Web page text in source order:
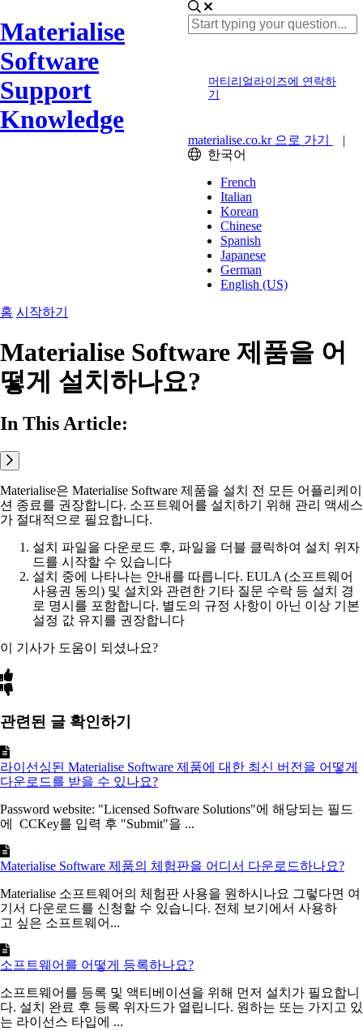
Materialise
Software
Support
Knowledge
머티리얼라이즈에 연락하
기
materialise.co.kr 으로 가기
|
한국어
French
Italian
Korean
Chinese
Spanish
Japanese
German
English (US)
홈 시작하기
Materialise Software 제품을 어
떻게 설치하나요?
In This Article:
Materialise은 Materialise Software 제품을 설치 전 모든 어플리케이
션 종료를 권장합니다. 소프트웨어를 설치하기 위해 관리 액세스
가 절대적으로 필요합니다.
설치 파일을 다운로드 후, 파일을 더블 클릭하여 설치 위자
드를 시작할 수 있습니다
설치 중에 나타나는 안내를 따릅니다. EULA (소프트웨어
사용권 동의) 및 설치와 관련한 기타 질문 수락 등 설치 경
로 명시를 포함합니다. 별도의 규정 사항이 아닌 이상 기본
설정 값 유지를 권장합니다
이 기사가 도움이 되셨나요?
관련된 글 확인하기
라이선싱된 Materialise Software 제품에 대한 최신 버전을 어떻게
다운로드를 받을 수 있나요?
Password website: "Licensed Software Solutions"에 해당되는 필드
에 CCKey를 입력 후 "Submit"을 ...
Materialise Software 제품의 체험판을 어디서 다운로드하나요?
Materialise 소프트웨어의 체험판 사용을 원하시나요 그렇다면 여
기서 다운로드를 신청할 수 있습니다. 전체 보기에서 사용하
고 싶은 소프트웨어...
소프트웨어를 어떻게 등록하나요?
소프트웨어를 등록 및 액티베이션을 위해 먼저 설치가 필요합니
다. 설치 완료 후 등록 위자드가 열립니다. 원하는 또는 가지고 있
는 라이선스 타입에 ...